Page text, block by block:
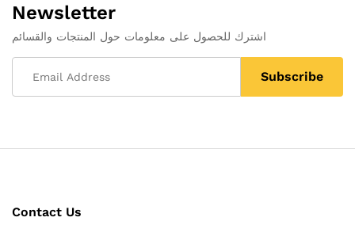
Newsletter
اشترك للحصول على معلومات حول المنتجات والقسائم
Contact Us